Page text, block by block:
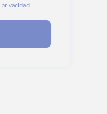
privacidad